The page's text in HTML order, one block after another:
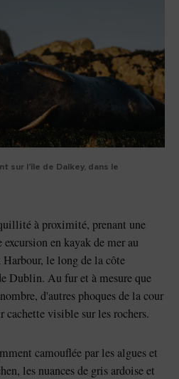
sur l'île de Dalkey, dans le
à proximité, prenant une
excursion en kayak de mer au
le long de la côte
Dublin. Au fur et à mesure que
d'autres phoques de la cour
cachette visible sur les rochers.
camouflée par les algues et
les nuances de gris ardoise et